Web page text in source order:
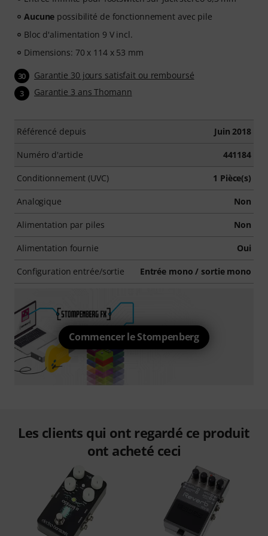
Aucune possibilité de fonctionnement avec pile
Bloc d'alimentation 9 V incl.
Dimensions: 70 x 114 x 53 mm
30 Garantie 30 jours satisfait ou remboursé
3 Garantie 3 ans Thomann
Référencé depuis Juin 2018
Numéro d'article 441184
Conditionnement (UVC) 1 Pièce(s)
Analogique Non
Alimentation par piles Non
Alimentation fournie Oui
Configuration entrée/sortie Entrée mono / sortie mono
Commencer le Stompenberg
Les clients qui ont regardé ce produit
ont acheté ceci